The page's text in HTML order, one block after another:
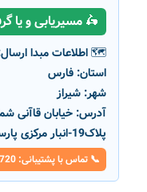
🛵 مسیریابی و یا
🗺️ اطلاعات مبدا
استان: فارس
شهر: شیراز
آدرس:
پلاک19-انبار مرکزی پارسانور
📞 تماس با پشتیبانی: 09190836720